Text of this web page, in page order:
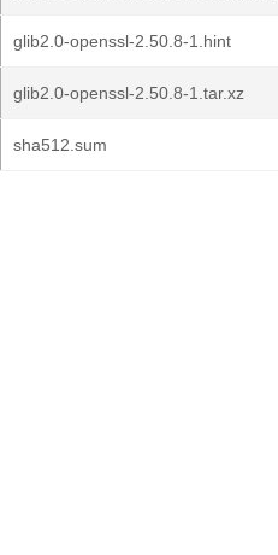
glib2.0-openssl-2.50.8-1.hint
glib2.0-openssl-2.50.8-1.tar.xz
sha512.sum